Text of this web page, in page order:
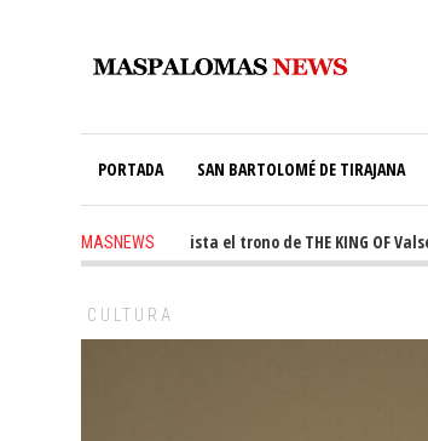
PORTADA SAN BARTOLOMÉ DE TIRAJANA
MASNEWS
Ale Martín conquista el trono de THE KING OF
CULTURA